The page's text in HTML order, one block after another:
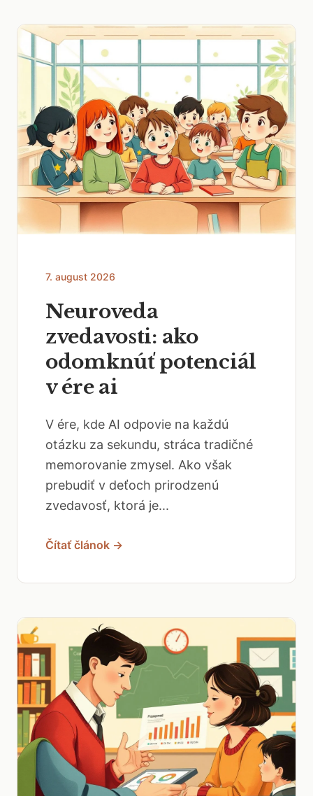
7. august 2026
Neuroveda
zvedavosti: ako
odomknúť potenciál
v ére ai
V ére, kde AI odpovie na každú
otázku za sekundu, stráca tradičné
memorovanie zmysel. Ako však
prebudiť v deťoch prirodzenú
zvedavosť, ktorá je...
Čítať článok →